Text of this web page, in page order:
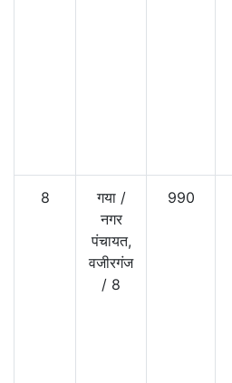
8 गया/
नगर
पंचायत,
वजीरगंज
/ 8
990